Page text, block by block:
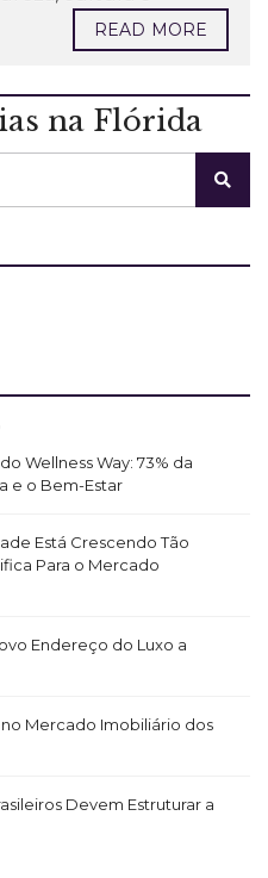
READ MORE
na Flórida
Wellness Way: 73% da
e o Bem-Estar
Está Crescendo Tão
Para o Mercado
Endereço do Luxo a
Mercado Imobiliário dos
Devem Estruturar a